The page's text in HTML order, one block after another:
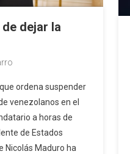
dejar la
ordena suspender
venezolanos en el
a horas de
de Estados
Nicolás Maduro ha